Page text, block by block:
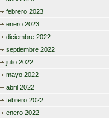
febrero 2023
enero 2023
diciembre 2022
septiembre 2022
julio 2022
mayo 2022
abril 2022
febrero 2022
enero 2022